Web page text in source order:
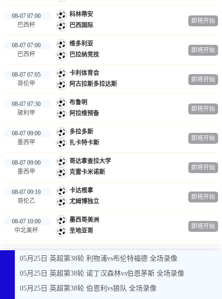
08-07 07:00
巴西杯
科林蒂安
巴西国际
即将开始
08-07 07:00
巴西杯
维多利亚
巴拉纳竞技
即将开始
08-07 07:05
哥伦甲
卡利体育会
阿古拉斯多拉达斯
即将开始
08-07 07:30
玻利甲
布鲁明
阿拉维预备
即将开始
08-07 09:00
墨西甲
多拉多斯
扎卡特卡斯
即将开始
08-07 09:00
墨西甲
哥达拿查拉大学
克雷卡米诺斯
即将开始
08-07 09:10
哥伦乙
卡达根拿
尤姆博独立
即将开始
08-07 10:00
中北美杯
墨西哥美洲
圣地亚哥
即将开始
05月25日 英超第38轮 利物浦vs布伦特福德 全场录像
05月25日 英超第38轮 诺丁汉森林vs伯恩茅斯 全场录像
05月25日 英超第38轮 伯恩利vs狼队 全场录像